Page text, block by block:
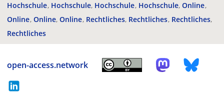
Hochschule Hochschule Hochschule Hochschule Online
Online Online Online Rechtliches Rechtliches Rechtliches
Rechtliches
open-access.network